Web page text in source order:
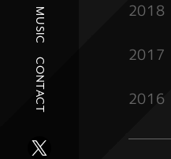
MUSIC
CONTACT
2018
2017
2016